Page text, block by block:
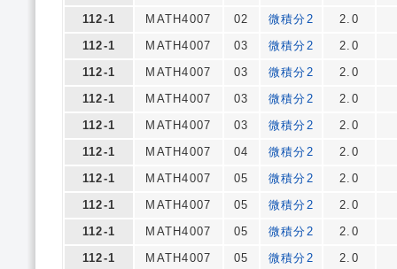
112-1
MATH4007 02 微積分2
2.0
112-1
MATH4007 03 微積分2
2.0
112-1
MATH4007 03 微積分2
2.0
112-1
MATH4007 03 微積分2
2.0
112-1
MATH4007 03 微積分2
2.0
112-1
MATH4007 04 微積分2
2.0
112-1
MATH4007 05 微積分2
2.0
112-1
MATH4007 05 微積分2
2.0
112-1
MATH4007 05 微積分2
2.0
112-1
MATH4007 05 微積分2
2.0